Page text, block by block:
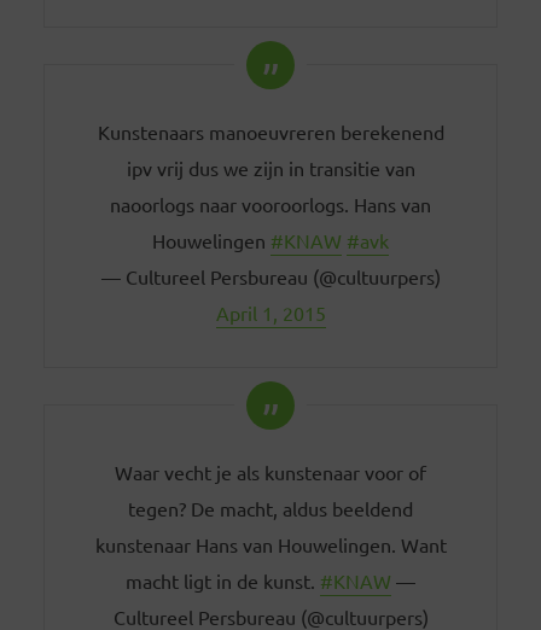
Kunstenaars manoeuvreren berekenend
ipv vrij dus we zijn in transitie van
naoorlogs naar vooroorlogs. Hans van
Houwelingen #KNAW #avk
— Cultureel Persbureau (@cultuurpers)
April 1, 2015
Waar vecht je als kunstenaar voor of
tegen? De macht, aldus beeldend
kunstenaar Hans van Houwelingen. Want
macht ligt in de kunst. #KNAW —
Cultureel Persbureau (@cultuurpers)